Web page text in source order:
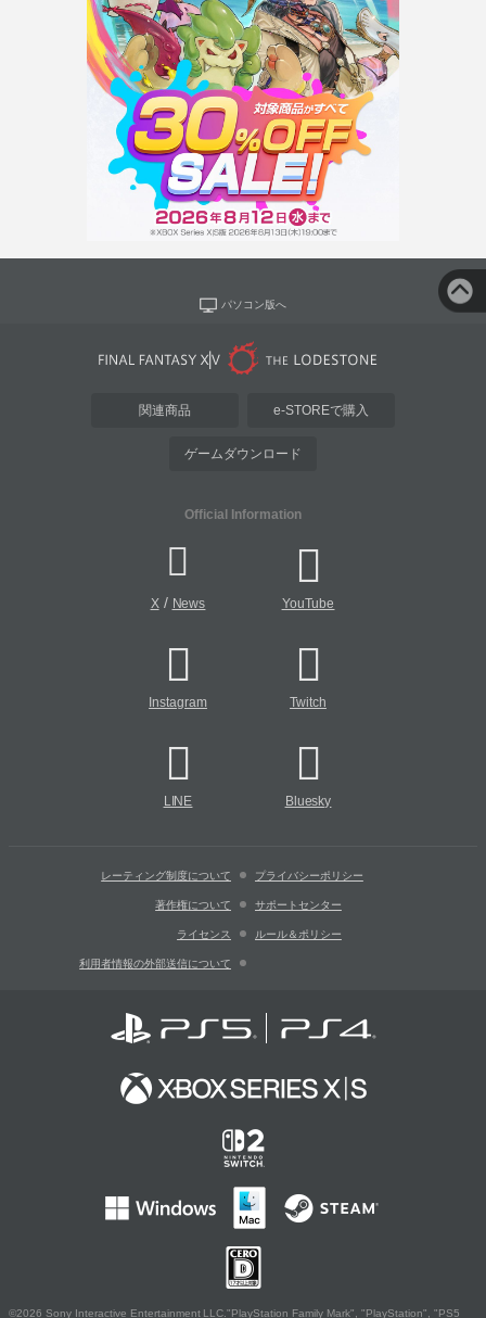
パソコン版へ
関連商品 e-STOREで購入
ゲームダウンロード
Official Information
X/ News YouTube
Instagram Twitch
LINE Bluesky
レーティング制度について プライバシーポリシー
著作権について サポートセンター
ライセンス ルール＆ポリシー
利用者情報の外部送信について
©2026 Sony Interactive Entertainment LLC."PlayStation Family Mark", "PlayStation", "PS5